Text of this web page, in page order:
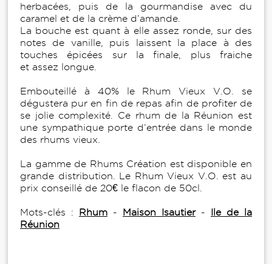
herbacées, puis de la gourmandise avec du
caramel et de la crème d’amande.
La bouche est quant à elle assez ronde, sur des
notes de vanille, puis laissent la place à des
touches épicées sur la finale, plus fraiche
et assez longue.
Embouteillé à 40% le Rhum Vieux V.O. se
dégustera pur en fin de repas afin de profiter de
se jolie complexité. Ce rhum de la Réunion est
une sympathique porte d’entrée dans le monde
des rhums vieux.
La gamme de Rhums Création est disponible en
grande distribution. Le Rhum Vieux V.O. est au
prix conseillé de 20€ le flacon de 50cl.
Mots-clés : Rhum - Maison Isautier-
Ile de la
Réunion